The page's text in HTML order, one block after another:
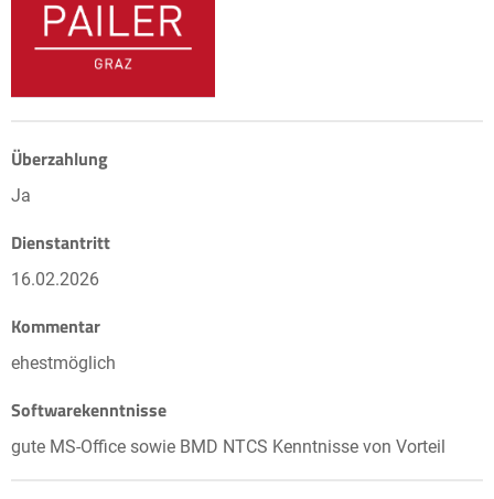
Überzahlung
Ja
Dienstantritt
16.02.2026
Kommentar
ehestmöglich
Softwarekenntnisse
gute MS-Office sowie BMD NTCS Kenntnisse von Vorteil